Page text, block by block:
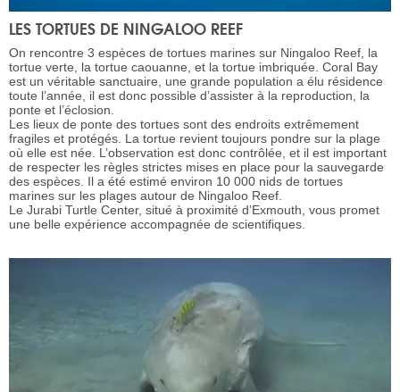
LES TORTUES DE NINGALOO REEF
On rencontre 3 espèces de tortues marines sur Ningaloo Reef, la
tortue verte, la tortue caouanne, et la tortue imbriquée. Coral Bay
est un véritable sanctuaire, une grande population a élu résidence
toute l’année, il est donc possible d’assister à la reproduction, la
ponte et l’éclosion.
Les lieux de ponte des tortues sont des endroits extrêmement
fragiles et protégés. La tortue revient toujours pondre sur la plage
où elle est née. L’observation est donc contrôlée, et il est important
de respecter les règles strictes mises en place pour la sauvegarde
des espèces. Il a été estimé environ 10 000 nids de tortues
marines sur les plages autour de Ningaloo Reef.
Le Jurabi Turtle Center, situé à proximité d’Exmouth, vous promet
une belle expérience accompagnée de scientifiques.